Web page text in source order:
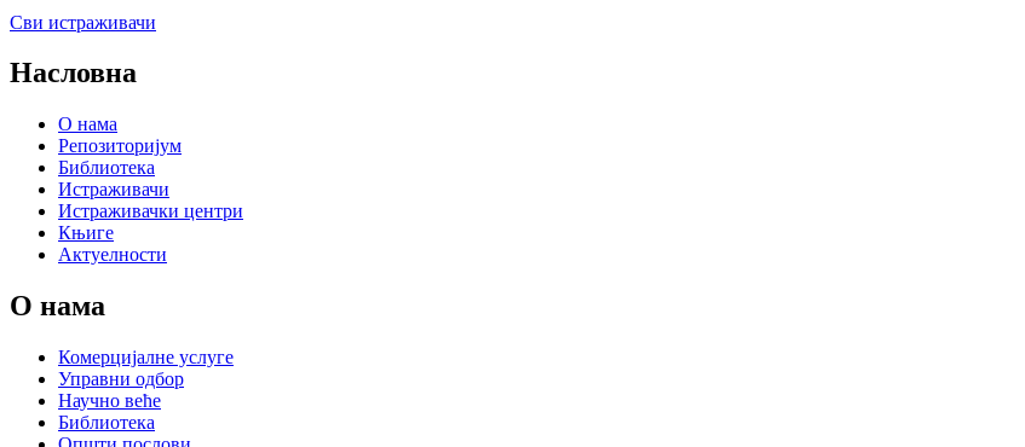
Сви истраживачи
Насловна
О нама
Репозиторијум
Библиотека
Истраживачи
Истраживачки центри
Књиге
Актуелности
О нама
Комерцијалне услуге
Управни одбор
Научно веће
Библиотека